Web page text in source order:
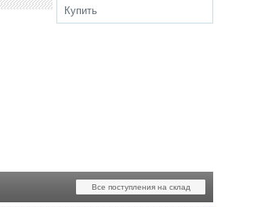
Купить
Все поступления на склад